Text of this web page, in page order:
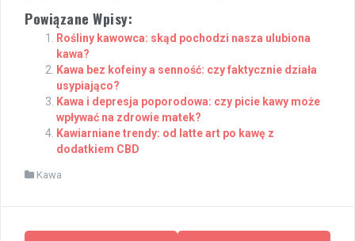
Powiązane Wpisy:
Rośliny kawowca: skąd pochodzi nasza ulubiona
kawa?
Kawa bez kofeiny a senność: czy faktycznie działa
usypiająco?
Kawa i depresja poporodowa: czy picie kawy może
wpływać na zdrowie matek?
Kawiarniane trendy: od latte art po kawę z
dodatkiem CBD
Kawa